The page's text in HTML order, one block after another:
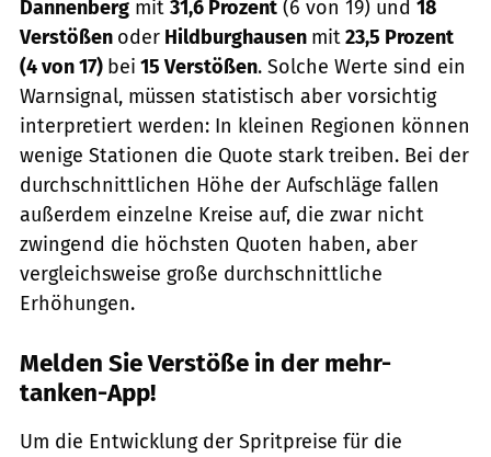
Dannenberg mit 31,6 Prozent (6 von 19) und 18
Verstößen oder Hildburghausen mit23,5 Prozent
(4 von 17) bei 15 Verstößen. Solche Werte sind ein
Warnsignal, müssen statistisch aber vorsichtig
interpretiert werden: In kleinen Regionen können
wenige Stationen die Quote stark treiben. Bei der
durchschnittlichen Höhe der Aufschläge fallen
außerdem einzelne Kreise auf, die zwar nicht
zwingend die höchsten Quoten haben, aber
vergleichsweise große durchschnittliche
Erhöhungen.
Melden Sie Verstöße in der mehr-
tanken-App!
Um die Entwicklung der Spritpreise für die